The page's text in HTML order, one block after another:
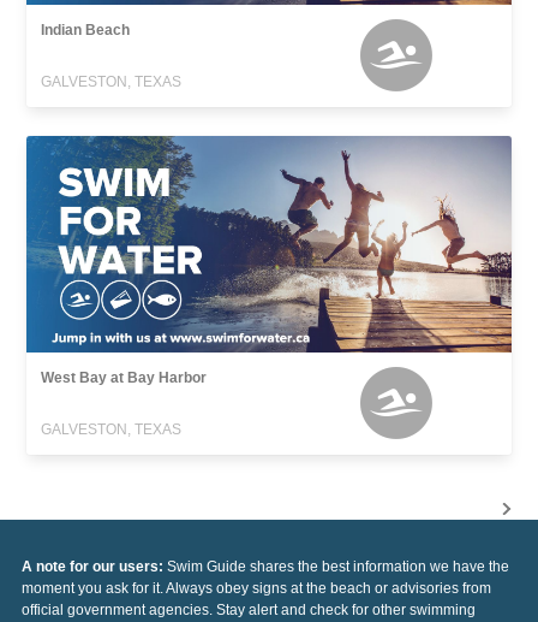
Indian Beach
GALVESTON, TEXAS
West Bay at Bay Harbor
GALVESTON, TEXAS
A note for our users: Swim Guide shares the best information we have the
moment you ask for it. Always obey signs at the beach or advisories from
official government agencies. Stay alert and check for other swimming